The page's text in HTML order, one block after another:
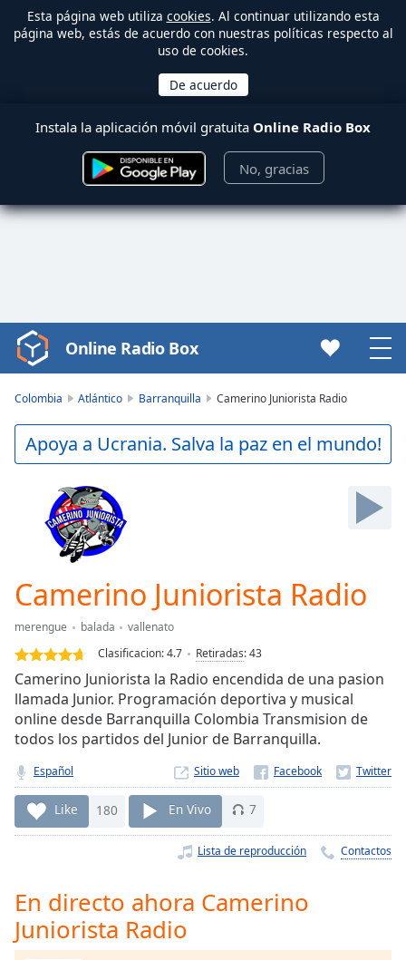
Esta página web utiliza cookies. Al continuar utilizando esta
página web, estás de acuerdo con nuestras políticas respecto al
uso de cookies.
Instala la aplicación móvil gratuita Online Radio Box
No, gracias
Video
Player
Play
Video
Backward
Current
Time0:00
Duration
Loaded:
0.00%
Stream
TypeLIVE
Seek to
currently
behind
liveLIVE
Remaining
Time-
Rate
Online Radio Box
Colombia Atlántico Barranquilla Camerino Juniorista Radio
Apoya a Ucrania. Salva la paz en el mundo!
Camerino Juniorista Radio
merengue balada
vallenato
Clasificacion:4.7 Retiradas:43
Camerino Juniorista la Radio encendida de una pasion
llamada Junior. Programación deportiva y musical
online desde Barranquilla Colombia Transmision de
todos los partidos del Junior de Barranquilla.
Español Sitio web
Like 180 En Vivo 7
Lista de reproducción Contactos
En directo ahora Camerino
Juniorista Radio